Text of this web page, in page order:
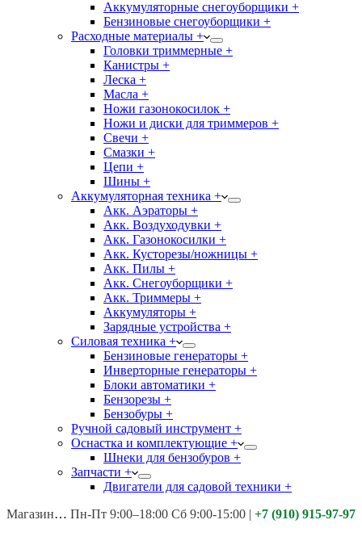
Аккумуляторные снегоуборщики +
Бензиновые снегоуборщики +
Расходные материалы +
Головки триммерные +
Канистры +
Леска +
Масла +
Ножи газонокосилок +
Ножи и диски для триммеров +
Свечи +
Смазки +
Цепи +
Шины +
Аккумуляторная техника +
Акк. Аэраторы +
Акк. Воздуходувки +
Акк. Газонокосилки +
Акк. Кусторезы/ножницы +
Акк. Пилы +
Акк. Снегоуборщики +
Акк. Триммеры +
Аккумуляторы +
Зарядные устройства +
Силовая техника +
Бензиновые генераторы +
Инверторные генераторы +
Блоки автоматики +
Бензорезы +
Бензобуры +
Ручной садовый инструмент +
Оснастка и комплектующие +
Шнеки для бензобуров +
Запчасти +
Двигатели для садовой техники +
Магазины: Калуга ул. Московская д.113
Пн-Пт 9:00–18:00 Сб 9:00-15:00 | +7 (910) 915-97-97